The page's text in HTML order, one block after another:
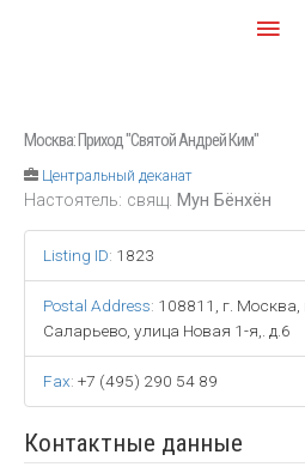
Москва: Приход "Святой Андрей Ким"
Центральный деканат
Настоятель: свящ. Мун Бёнхён
Listing ID: 1823
Postal Address: 108811, г. Москва,
Саларьево, улица Новая 1-я,. д.6
Fax: +7 (495) 290 54 89
Контактные данные